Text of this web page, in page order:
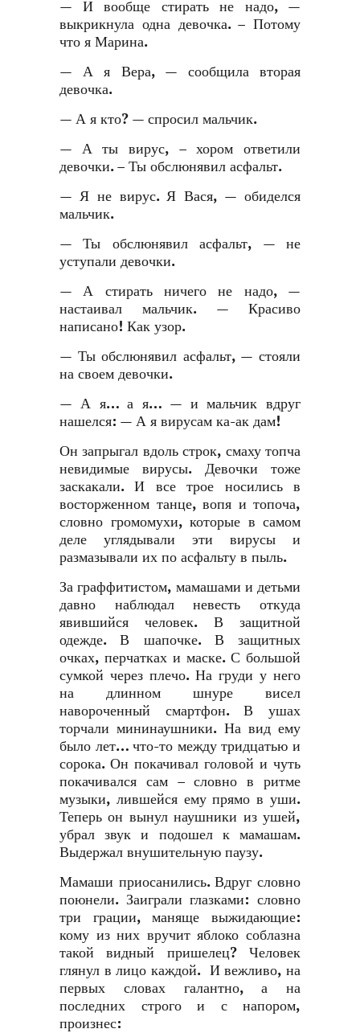
— И вообще стирать не надо, —
выкрикнула одна девочка. – Потому
что я Марина.
— А я Вера, — сообщила вторая
девочка.
— А я кто? — спросил мальчик.
— А ты вирус, – хором ответили
девочки. – Ты обслюнявил асфальт.
— Я не вирус. Я Вася, — обиделся
мальчик.
— Ты обслюнявил асфальт, — не
уступали девочки.
— А стирать ничего не надо, —
настаивал мальчик. — Красиво
написано! Как узор.
— Ты обслюнявил асфальт, — стояли
на своем девочки.
— А я… а я… — и мальчик вдруг
нашелся: — А я вирусам ка-ак дам!
Он запрыгал вдоль строк, смаху топча
невидимые вирусы. Девочки тоже
заскакали. И все трое носились в
восторженном танце, вопя и топоча,
словно громомухи, которые в самом
деле углядывали эти вирусы и
размазывали их по асфальту в пыль.
За граффитистом, мамашами и детьми
давно наблюдал невесть откуда
явившийся человек. В защитной
одежде. В шапочке. В защитных
очках, перчатках и маске. С большой
сумкой через плечо. На груди у него
на длинном шнуре висел
навороченный смартфон. В ушах
торчали мининаушники. На вид ему
было лет… что-то между тридцатью и
сорока. Он покачивал головой и чуть
покачивался сам – словно в ритме
музыки, лившейся ему прямо в уши.
Теперь он вынул наушники из ушей,
убрал звук и подошел к мамашам.
Выдержал внушительную паузу.
Мамаши приосанились. Вдруг словно
поюнели. Заиграли глазками: словно
три грации, маняще выжидающие:
кому из них вручит яблоко соблазна
такой видный пришелец? Человек
глянул в лицо каждой. И вежливо, на
первых словах галантно, а на
последних строго и с напором,
произнес: